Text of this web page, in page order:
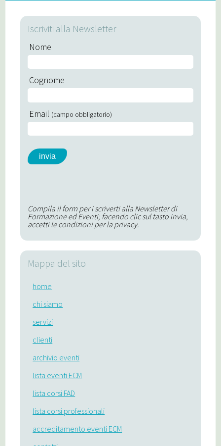
Iscriviti alla Newsletter
Nome
Cognome
Email (campo obbligatorio)
Compila il form per i scriverti alla Newsletter di
Formazione ed Eventi; facendo clic sul tasto invia,
accetti le condizioni per la privacy.
Mappa del sito
home
chi siamo
servizi
clienti
archivio eventi
lista eventi ECM
lista corsi FAD
lista corsi professionali
accreditamento eventi ECM